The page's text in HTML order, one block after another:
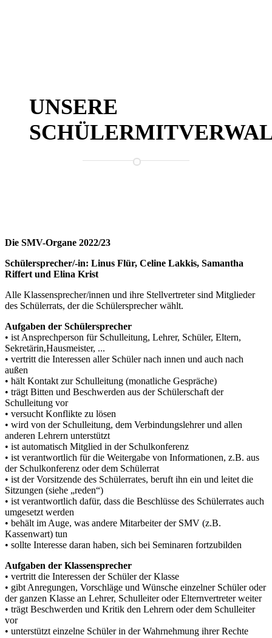
UNSERE
Die SMV-Organe 2022/23
Schülersprecher/-in: Linus Flür, Celine Lakkis, Samantha
Riffert und Elina Krist
Alle Klassensprecher/innen und ihre Stellvertreter sind Mitglieder
des Schülerrats, der die Schülersprecher wählt.
Aufgaben der Schülersprecher
• ist Ansprechperson für Schulleitung, Lehrer, Schüler, Eltern,
Sekretärin,Hausmeister, ...
• vertritt die Interessen aller Schüler nach innen und auch nach
außen
• hält Kontakt zur Schulleitung (monatliche Gespräche)
• trägt Bitten und Beschwerden aus der Schülerschaft der
Schulleitung vor
• versucht Konflikte zu lösen
• wird von der Schulleitung, dem Verbindungslehrer und allen
anderen Lehrern unterstützt
• ist automatisch Mitglied in der Schulkonferenz
• ist verantwortlich für die Weitergabe von Informationen, z.B. aus
der Schulkonferenz oder dem Schülerrat
• ist der Vorsitzende des Schülerrates, beruft ihn ein und leitet die
Sitzungen (siehe „reden“)
• ist verantwortlich dafür, dass die Beschlüsse des Schülerrates auch
umgesetzt werden
• behält im Auge, was andere Mitarbeiter der SMV (z.B.
Kassenwart) tun
• sollte Interesse daran haben, sich bei Seminaren fortzubilden
Aufgaben der Klassensprecher
• vertritt die Interessen der Schüler der Klasse
• gibt Anregungen, Vorschläge und Wünsche einzelner Schüler oder
der ganzen Klasse an Lehrer, Schulleiter oder Elternvertreter weiter
• trägt Beschwerden und Kritik den Lehrern oder dem Schulleiter
vor
• unterstützt einzelne Schüler in der Wahrnehmung ihrer Rechte